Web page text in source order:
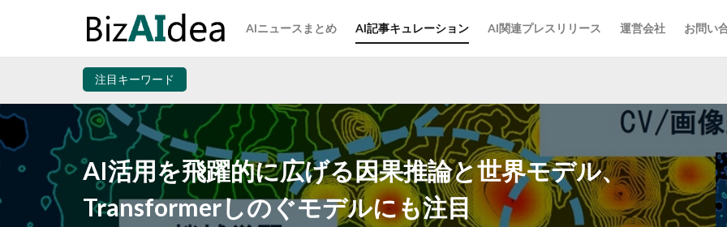
AIニュースまとめ AI記事キュレーション AI関連プレスリリース 運営会社 お問い
注目キーワード
AI活用を飛躍的に広げる因果推論と世界モデル、
Transformerしのぐモデルにも注目